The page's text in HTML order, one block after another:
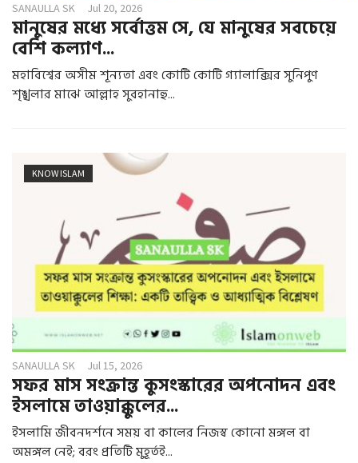
SANAULLA SK Jul 20, 2026
মানুষের মধ্যে সর্বোত্তম সে, যে মানুষের সবচেয়ে
বেশি কল্যাণ...
মহাবিশ্বের অসীম শূন্যতা এবং কোটি কোটি গ্যালাক্সির সুনিপুণ
শৃঙ্খলার মাঝে আল্লাহ সুবহানাহু...
KNOW ISLAM
SANAULLA SK Jul 15, 2026
সফর মাস সংক্রান্ত কুসংস্কারের অপনোদন এবং
ইসলামে তাওয়াক্কুলের...
ইসলামি জীবনদর্শনে সময় বা কালের নিজস্ব কোনো মঙ্গল বা
অমঙ্গল নেই; বরং প্রতিটি মুহূর্তই...